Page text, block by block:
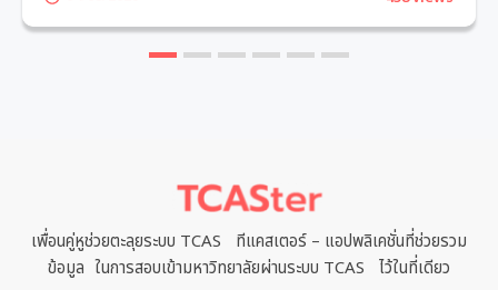
3 4 5 6
เพื่อนคู่หูช่วยตะลุยระบบ TCAS ทีแคสเตอร์ – แอปพลิเคชั่นที่ช่วยรวม
ข้อมูล ในการสอบเข้ามหาวิทยาลัยผ่านระบบ TCAS ไว้ในที่เดียว